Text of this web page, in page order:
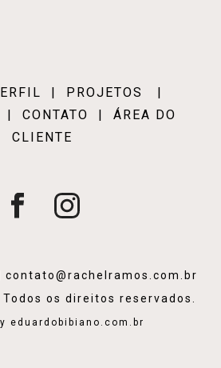
PROJETOS
CONTATO
ÁREA DO
CLIENTE
contato@rachelramos.com.br
os direitos reservados.
eduardobibiano.com.br